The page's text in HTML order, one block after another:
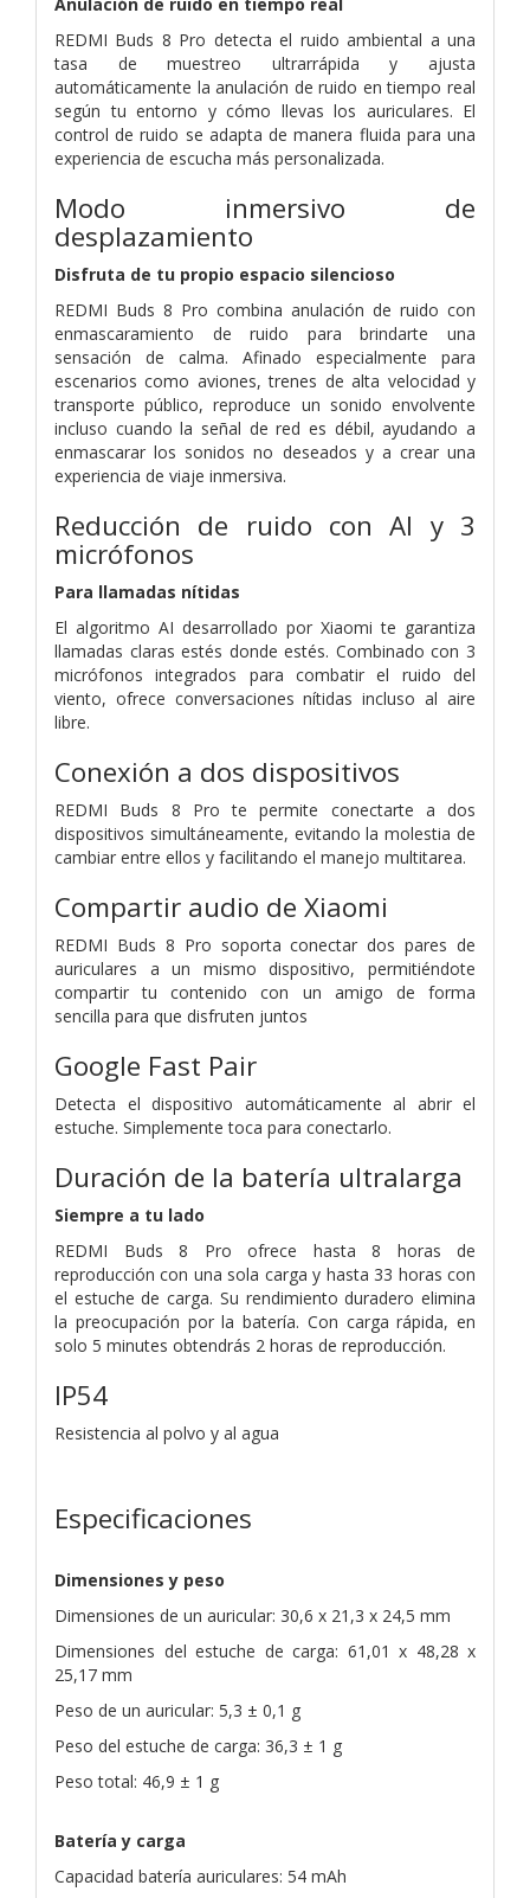
REDMI Buds 8 Pro detecta el ruido ambiental a una
tasa de muestreo ultrarrápida y ajusta
automáticamente la anulación de ruido en tiempo real
según tu entorno y cómo llevas los auriculares. El
control de ruido se adapta de manera fluida para una
experiencia de escucha más personalizada.
Modo inmersivo de
desplazamiento
Disfruta de tu propio espacio silencioso
REDMI Buds 8 Pro combina anulación de ruido con
enmascaramiento de ruido para brindarte una
sensación de calma. Afinado especialmente para
escenarios como aviones, trenes de alta velocidad y
transporte público, reproduce un sonido envolvente
incluso cuando la señal de red es débil, ayudando a
enmascarar los sonidos no deseados y a crear una
experiencia de viaje inmersiva.
Reducción de ruido con AI y 3
micrófonos
Para llamadas nítidas
El algoritmo AI desarrollado por Xiaomi te garantiza
llamadas claras estés donde estés. Combinado con 3
micrófonos integrados para combatir el ruido del
viento, ofrece conversaciones nítidas incluso al aire
libre.
Conexión a dos dispositivos
REDMI Buds 8 Pro te permite conectarte a dos
dispositivos simultáneamente, evitando la molestia de
cambiar entre ellos y facilitando el manejo multitarea.
Compartir audio de Xiaomi
REDMI Buds 8 Pro soporta conectar dos pares de
auriculares a un mismo dispositivo, permitiéndote
compartir tu contenido con un amigo de forma
sencilla para que disfruten juntos
Google Fast Pair
Detecta el dispositivo automáticamente al abrir el
estuche. Simplemente toca para conectarlo.
Duración de la batería ultralarga
Siempre a tu lado
REDMI Buds 8 Pro ofrece hasta 8 horas de
reproducción con una sola carga y hasta 33 horas con
el estuche de carga. Su rendimiento duradero elimina
la preocupación por la batería. Con carga rápida, en
solo 5 minutes obtendrás 2 horas de reproducción.
IP54
Resistencia al polvo y al agua
Especificaciones
Dimensiones y peso
Dimensiones de un auricular: 30,6 x 21,3 x 24,5 mm
Dimensiones del estuche de carga: 61,01 x 48,28 x
25,17 mm
Peso de un auricular: 5,3 ± 0,1 g
Peso del estuche de carga: 36,3 ± 1 g
Peso total: 46,9 ± 1 g
Batería y carga
Capacidad batería auriculares: 54 mAh